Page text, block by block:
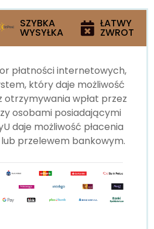
SZYBKA
WYSYŁKA
ŁATWY
ZWROT
płatności internetowych,
który daje możliwość
otrzymywania wpłat przez
osobami posiadającymi
daje możliwość płacenia
przelewem bankowym.